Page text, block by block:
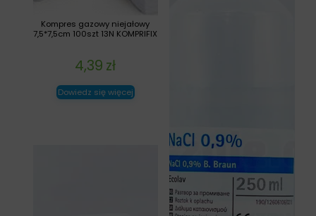
Kompres gazowy niejałowy
7,5*7,5cm 100szt 13N KOMPRIFIX
4,39 zł
Dowiedz się więcej